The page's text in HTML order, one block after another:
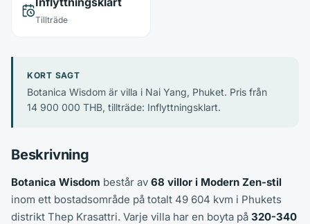
Tillträde
KORT SAGT
Botanica Wisdom är villa i Nai Yang, Phuket. Pris från
14 900 000 THB, tillträde: Inflyttningsklart.
Beskrivning
Botanica Wisdom består av 68 villor i Modern Zen-stil
inom ett bostadsområde på totalt 49 604 kvm i Phukets
distrikt Thep Krasattri. Varje villa har en boyta på 320-340